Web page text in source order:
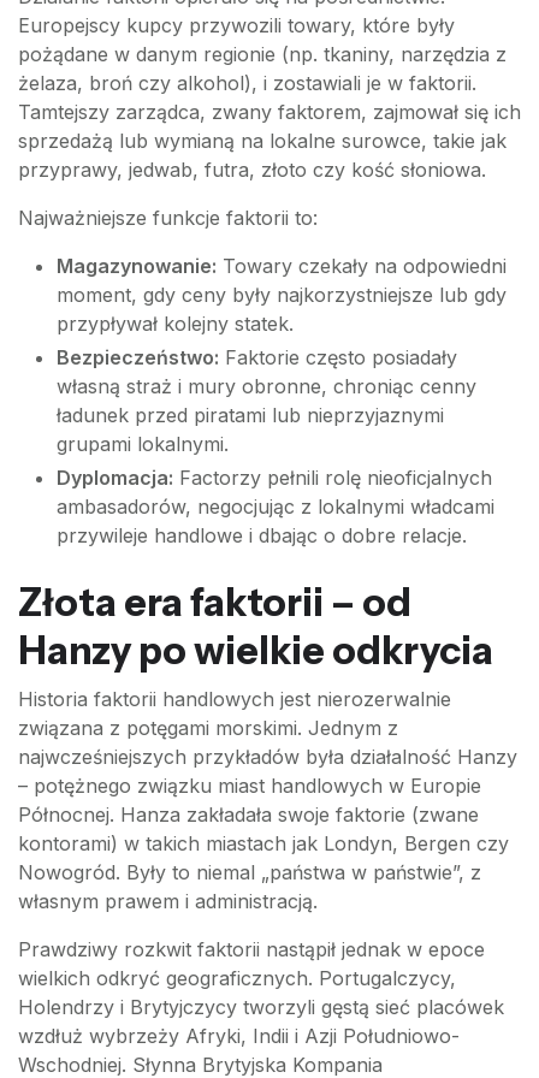
Europejscy kupcy przywozili towary, które były
pożądane w danym regionie (np. tkaniny, narzędzia z
żelaza, broń czy alkohol), i zostawiali je w faktorii.
Tamtejszy zarządca, zwany faktorem, zajmował się ich
sprzedażą lub wymianą na lokalne surowce, takie jak
przyprawy, jedwab, futra, złoto czy kość słoniowa.
Najważniejsze funkcje faktorii to:
Magazynowanie: Towary czekały na odpowiedni
moment, gdy ceny były najkorzystniejsze lub gdy
przypływał kolejny statek.
Bezpieczeństwo: Faktorie często posiadały
własną straż i mury obronne, chroniąc cenny
ładunek przed piratami lub nieprzyjaznymi
grupami lokalnymi.
Dyplomacja: Factorzy pełnili rolę nieoficjalnych
ambasadorów, negocjując z lokalnymi władcami
przywileje handlowe i dbając o dobre relacje.
Złota era faktorii – od
Hanzy po wielkie odkrycia
Historia faktorii handlowych jest nierozerwalnie
związana z potęgami morskimi. Jednym z
najwcześniejszych przykładów była działalność Hanzy
– potężnego związku miast handlowych w Europie
Północnej. Hanza zakładała swoje faktorie (zwane
kontorami) w takich miastach jak Londyn, Bergen czy
Nowogród. Były to niemal „państwa w państwie”, z
własnym prawem i administracją.
Prawdziwy rozkwit faktorii nastąpił jednak w epoce
wielkich odkryć geograficznych. Portugalczycy,
Holendrzy i Brytyjczycy tworzyli gęstą sieć placówek
wzdłuż wybrzeży Afryki, Indii i Azji Południowo-
Wschodniej. Słynna Brytyjska Kompania